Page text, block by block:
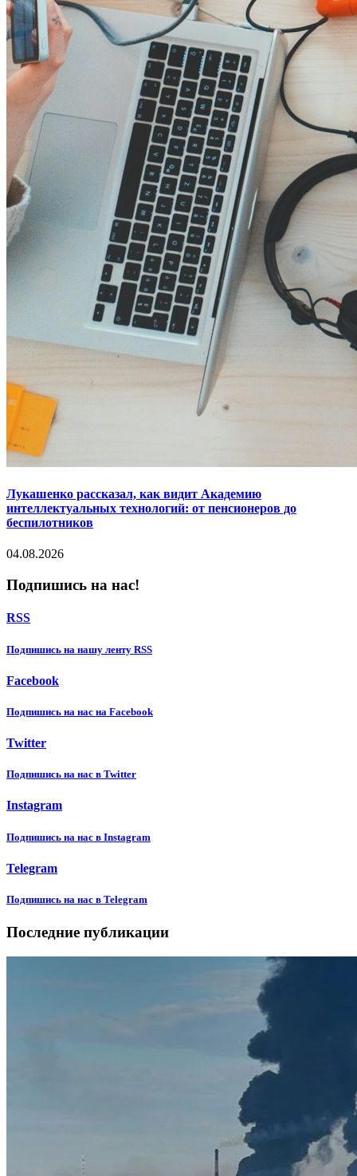
Лукашенко рассказал, как видит Академию
интеллектуальных технологий: от пенсионеров до
беспилотников
04.08.2026
Подпишись на нас!
RSS
Подпишиcь на нашу ленту RSS
Facebook
Подпишиcь на нас на Facebook
Twitter
Подпишиcь на нас в Twitter
Instagram
Подпишиcь на нас в Instagram
Telegram
Подпишиcь на нас в Telegram
Последние публикации